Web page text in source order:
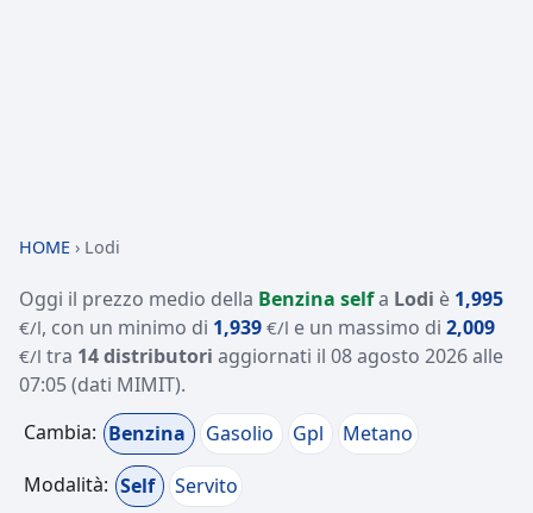
HOME › Lodi
Oggi il prezzo medio della Benzina selfa Lodi è 1,995
€/l, con un minimo di 1,939 €/l e un massimo di 2,009
€/l tra 14 distributori aggiornati il 08 agosto 2026 alle
07:05(dati MIMIT).
Cambia: Benzina Gasolio Gpl
Metano
Modalità: Self Servito